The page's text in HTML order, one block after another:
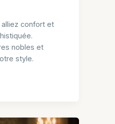
confort et
nobles et
style.